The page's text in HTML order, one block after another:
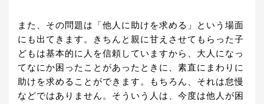
また、その問題は「他人に助けを求める」という場面
にも出てきます。きちんと親に甘えさせてもらった子
どもは基本的に人を信頼していますから、大人になっ
てなにか困ったことがあったときに、素直にまわりに
助けを求めることができます。もちろん、それは怠慢
などではありません。そういう人は、今度は他人が困